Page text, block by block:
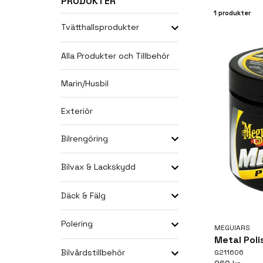
Tvätthallsprodukter
Alla Produkter och Tillbehör
Marin/Husbil
Exteriör
Bilrengöring
Bilvax & Lackskydd
Däck & Fälg
Polering
Bilvårdstillbehör
1 produkter
MEGUIARS
Metal
G211606